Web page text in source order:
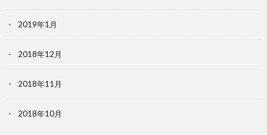
2019年1月
2018年12月
2018年11月
2018年10月